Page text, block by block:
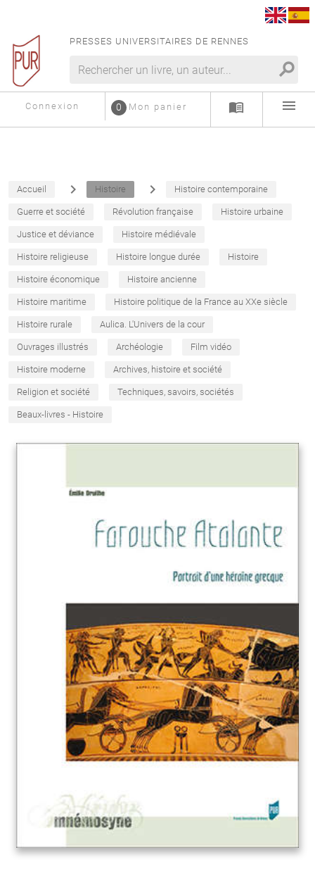
PRESSES UNIVERSITAIRES DE RENNES
search
Connexion Mon panier
0 menu_book menu
Accueil navigate_next Histoire navigate_next Histoire contemporaine
Guerre et société Révolution française Histoire urbaine
Justice et déviance Histoire médiévale
Histoire religieuse Histoire longue durée Histoire
Histoire économique Histoire ancienne
Histoire maritime Histoire politique de la France au XXe siècle
Histoire rurale Aulica. L'Univers de la cour
Ouvrages illustrés Archéologie Film vidéo
Histoire moderne Archives, histoire et société
Religion et société Techniques, savoirs, sociétés
Beaux-livres - Histoire